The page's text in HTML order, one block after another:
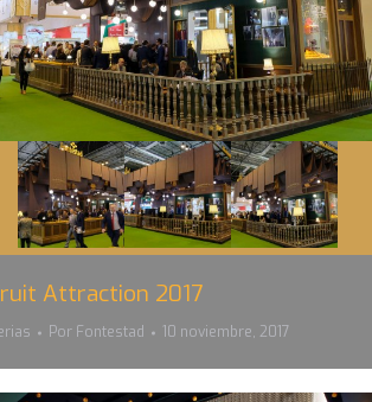
Attraction 2017
Por Fontestad 10 noviembre, 2017